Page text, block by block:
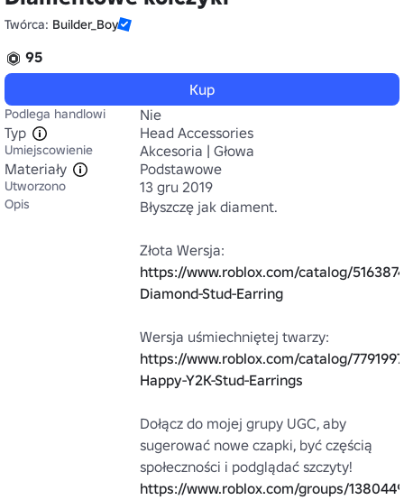
Twórca: Builder_Boy
95
Kup
Podlega handlowi
Nie
Typ
Head Accessories
Umiejscowienie
Akcesoria | Głowa
Materiały
Podstawowe
Utworzono 13 gru 2019
Opis Błyszczę jak diament.
https://www.roblox.com/catalog/
Diamond-Stud-Earring
https://www.roblox.com/catalog/
Happy-Y2K-Stud-Earrings
Dołącz do mojej grupy UGC, aby
sugerować nowe czapki, być częścią
https://www.roblox.com/groups/